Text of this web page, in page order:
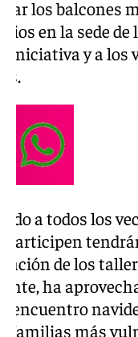
los balcones
en la sede
iniciativa y a
a todos los
participen
de los
ha
encuentro
familias más